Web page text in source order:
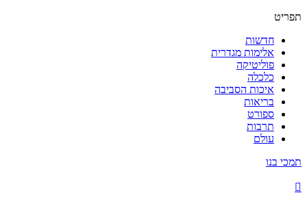
תפריט
חדשות
אלימות מגדרית
פוליטיקה
כלכלה
איכות הסביבה
בריאות
ספורט
תרבות
עולם
תמכי בנו